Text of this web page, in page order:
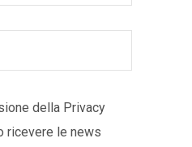
della Privacy
ricevere le news